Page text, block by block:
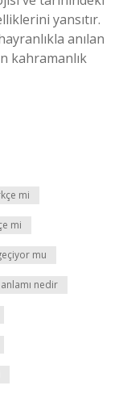
yansıtır.
anılan
kahramanlık
mi
mi
mu
nedir